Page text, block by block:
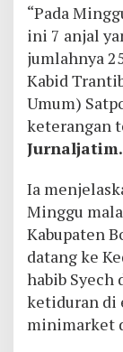
“Pada
ini 7 anjal
jumlahnya
Kabid
Umum)
keterangan
Ia
Minggu
Kabupaten
datang ke
habib Syech
ketiduran di
minimarket